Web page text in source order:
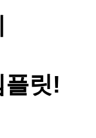
릿!